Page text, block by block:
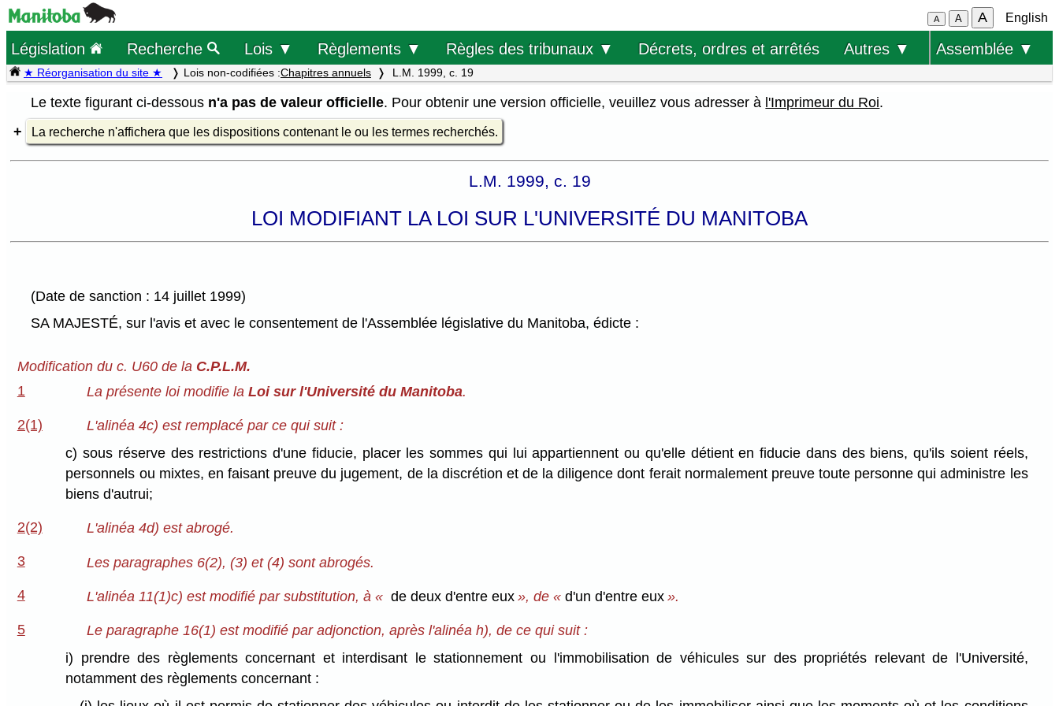
A A A English
Législation Recherche Lois ▼ Règlements ▼ Règles des tribunaux ▼ Décrets, ordres et arrêtés Autres ▼ Assemblée ▼
★ Réorganisation du site ★ Lois non-codifiées :Chapitres annuels L.M. 1999, c. 19
Le texte figurant ci-dessous n'a pas de valeur officielle. Pour obtenir une version officielle, veuillez vous adresser à l'Imprimeur du Roi.
La recherche n'affichera que les dispositions contenant le ou les termes recherchés.
L.M. 1999, c. 19
LOI MODIFIANT LA LOI SUR L'UNIVERSITÉ DU MANITOBA
(Date de sanction : 14 juillet 1999)
SA MAJESTÉ, sur l'avis et avec le consentement de l'Assemblée législative du Manitoba, édicte :
Modification du c. U60 de la C.P.L.M.
1
La présente loi modifie la Loi sur l'Université du Manitoba.
2(1)
L'alinéa 4c) est remplacé par ce qui suit :
c) sous réserve des restrictions d'une fiducie, placer les sommes qui lui appartiennent ou qu'elle détient en fiducie dans des biens, qu'ils soient réels,
personnels ou mixtes, en faisant preuve du jugement, de la discrétion et de la diligence dont ferait normalement preuve toute personne qui administre les
biens d'autrui;
2(2) L'alinéa 4d) est abrogé.
3 Les paragraphes 6(2), (3) et (4) sont abrogés.
4 L'alinéa 11(1)c) est modifié par substitution, à « de deux d'entre eux», de « d'un d'entre eux».
5
Le paragraphe 16(1) est modifié par adjonction, après l'alinéa h), de ce qui suit :
i) prendre des règlements concernant et interdisant le stationnement ou l'immobilisation de véhicules sur des propriétés relevant de l'Université,
notamment des règlements concernant :